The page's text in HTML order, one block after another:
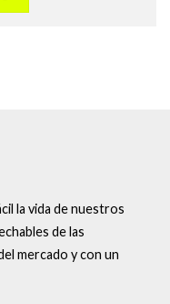
la vida de nuestros
de las
mercado y con un